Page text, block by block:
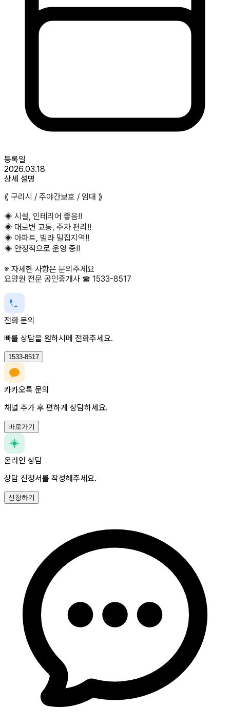
등록일
2026.03.18
상세 설명
⟪ 구리시 / 주야간보호 / 임대 ⟫
◈ 시설, 인테리어 좋음!!
◈ 대로변 교통, 주차 편리!!
◈ 아파트, 빌라 밀집지역!!
◈ 안정적으로 운영 중!!
※ 자세한 사항은 문의주세요
요양원 전문 공인중개사 ☎ 1533-8517
전화 문의
빠를 상담을 원하시메 전화주세요.
1533-8517
카카오톡 문의
채널 추가 후 편하게 상담하세요.
바로가기
온라인 상담
상담 신청서를 작성해주세요.
신청하기